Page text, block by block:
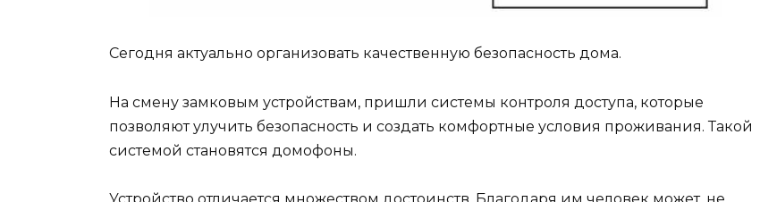
Сегодня актуально организовать качественную безопасность дома.
На смену замковым устройствам, пришли системы контроля доступа, которые
позволяют улучить безопасность и создать комфортные условия проживания. Такой
системой становятся домофоны.